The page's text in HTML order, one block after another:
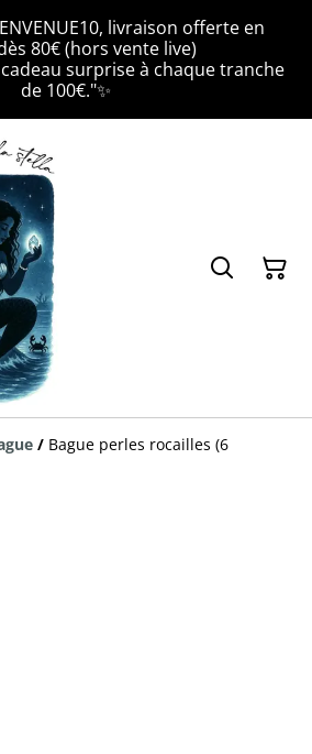
livraison offerte en
80€ (hors vente live)
surprise à chaque tranche
de 100€."✨
/ Bague perles rocailles (6